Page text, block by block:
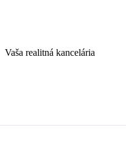
Vaša realitná kancelária